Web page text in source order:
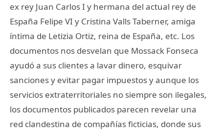
ex rey Juan Carlos I y hermana del actual rey de
España Felipe VI y Cristina Valls Taberner, amiga
íntima de Letizia Ortiz, reina de España, etc. Los
documentos nos desvelan que Mossack Fonseca
ayudó a sus clientes a lavar dinero, esquivar
sanciones y evitar pagar impuestos y aunque los
servicios extraterritoriales no siempre son ilegales,
los documentos publicados parecen revelar una
red clandestina de compañías ficticias, donde sus